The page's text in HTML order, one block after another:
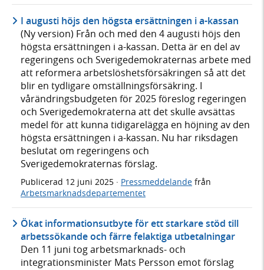
I augusti höjs den högsta ersättningen i a-kassan
(Ny version) Från och med den 4 augusti höjs den
högsta ersättningen i a-kassan. Detta är en del av
regeringens och Sverigedemokraternas arbete med
att reformera arbetslöshetsförsäkringen så att det
blir en tydligare omställningsförsäkring. I
vårändringsbudgeten för 2025 föreslog regeringen
och Sverigedemokraterna att det skulle avsättas
medel för att kunna tidigarelägga en höjning av den
högsta ersättningen i a-kassan. Nu har riksdagen
beslutat om regeringens och
Sverigedemokraternas förslag.
Publicerad 12 juni 2025 · Pressmeddelande från
Arbetsmarknadsdepartementet
Ökat informationsutbyte för ett starkare stöd till
arbetssökande och färre felaktiga utbetalningar
Den 11 juni tog arbetsmarknads- och
integrationsminister Mats Persson emot förslag